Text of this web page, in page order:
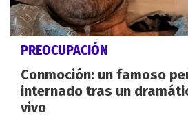
PREOCUPACIÓN
Conmoción: un famoso
internado tras un
vivo